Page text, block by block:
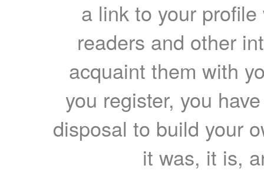
a link to your
readers and other
acquaint them with
you register, you
disposal to build your
it was, it is,